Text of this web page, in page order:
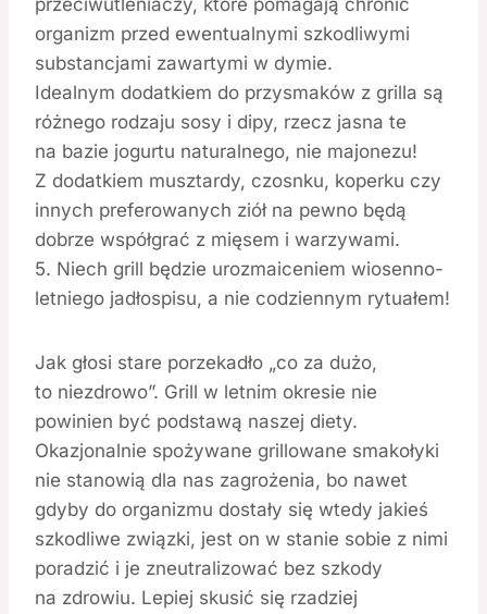
organizm przed ewentualnymi szkodliwymi
substancjami zawartymi w dymie.
Idealnym dodatkiem do przysmaków z grilla są
różnego rodzaju sosy i dipy, rzecz jasna te
na bazie jogurtu naturalnego, nie majonezu!
Z dodatkiem musztardy, czosnku, koperku czy
innych preferowanych ziół na pewno będą
dobrze współgrać z mięsem i warzywami.
5. Niech grill będzie urozmaiceniem wiosenno-
letniego jadłospisu, a nie codziennym rytuałem!
Jak głosi stare porzekadło „co za dużo,
to niezdrowo”. Grill w letnim okresie nie
powinien być podstawą naszej diety.
Okazjonalnie spożywane grillowane smakołyki
nie stanowią dla nas zagrożenia, bo nawet
gdyby do organizmu dostały się wtedy jakieś
szkodliwe związki, jest on w stanie sobie z nimi
poradzić i je zneutralizować bez szkody
na zdrowiu. Lepiej skusić się rzadziej